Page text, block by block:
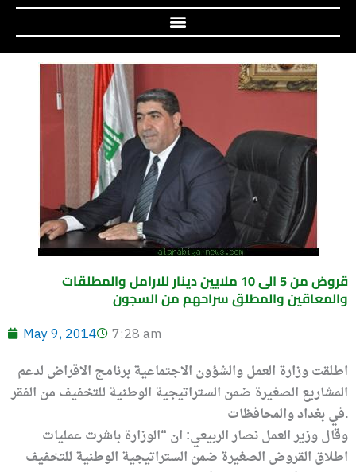
قروض من 5 الى 10 ملايين دينار للارامل والمطلقات
والمعاقين والمطلق سراحهم من السجون
May 9, 2014 7:28 am
اطلقت وزارة العمل والشؤون الاجتماعية برنامج الاقراض لدعم
المشاريع الصغيرة ضمن الستراتيجية الوطنية للتخفيف من الفقر
في بغداد والمحافظات.
وقال وزير العمل نصار الربيعي: ان “الوزارة باشرت عمليات
اطلاق القروض الصغيرة ضمن الستراتيجية الوطنية للتخفيف